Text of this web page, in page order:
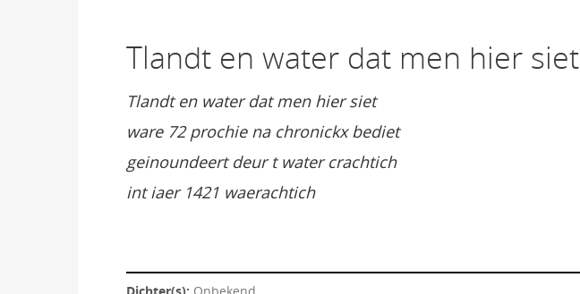
Tlandt en water dat men hier siet
Tlandt en water dat men hier siet
ware 72 prochie na chronickx bediet
geinoundeert deur t water crachtich
int iaer 1421 waerachtich